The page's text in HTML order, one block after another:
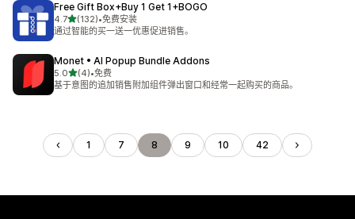
Free Gift Box+Buy 1 Get 1+BOGO
4.7星（满分 5 星）
(132)
总共 132 条评论
•免费安装
通过智能的买一送一优惠促进销售。
Monet • AI Popup Bundle Addons
5.0星（满分 5 星）
(4)
总共 4 条评论
•免费
基于意图的追加销售附加组件弹出窗口和经常一起购买的商品。
1 7 8 9 10 42